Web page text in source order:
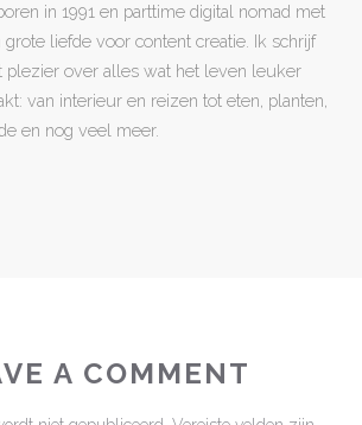
in 1991 en parttime digital nomad met
grote liefde voor content creatie. Ik schrijf
plezier over alles wat het leven leuker
van interieur en reizen tot eten, planten,
en nog veel meer.
A COMMENT